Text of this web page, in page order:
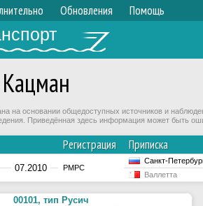
Обновления Помощь
на основании общедоступных источников и
Приведённая здесь информация может быть
Регистрация Приписка
07.2010 РМРС
Санкт-
Валлетта
00101, тип Русич